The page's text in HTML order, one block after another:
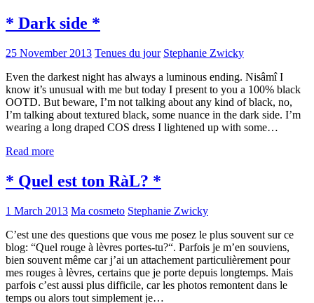
* Dark side *
25 November 2013 Tenues du jour Stephanie Zwicky
Even the darkest night has always a luminous ending. Nisâmî I
know it’s unusual with me but today I present to you a 100% black
OOTD. But beware, I’m not talking about any kind of black, no,
I’m talking about textured black, some nuance in the dark side. I’m
wearing a long draped COS dress I lightened up with some…
Read more
* Quel est ton RàL? *
1 March 2013 Ma cosmeto Stephanie Zwicky
C’est une des questions que vous me posez le plus souvent sur ce
blog: “Quel rouge à lèvres portes-tu?“. Parfois je m’en souviens,
bien souvent même car j’ai un attachement particulièrement pour
mes rouges à lèvres, certains que je porte depuis longtemps. Mais
parfois c’est aussi plus difficile, car les photos remontent dans le
temps ou alors tout simplement je…